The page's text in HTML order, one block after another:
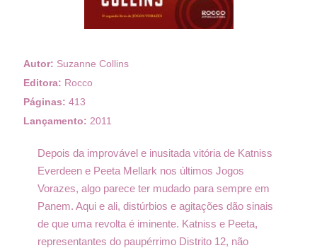
Autor: Suzanne Collins
Editora: Rocco
Páginas: 413
Lançamento: 2011
Depois da improvável e inusitada vitória de Katniss
Everdeen e Peeta Mellark nos últimos Jogos
Vorazes, algo parece ter mudado para sempre em
Panem. Aqui e ali, distúrbios e agitações dão sinais
de que uma revolta é iminente. Katniss e Peeta,
representantes do paupérrimo Distrito 12, não